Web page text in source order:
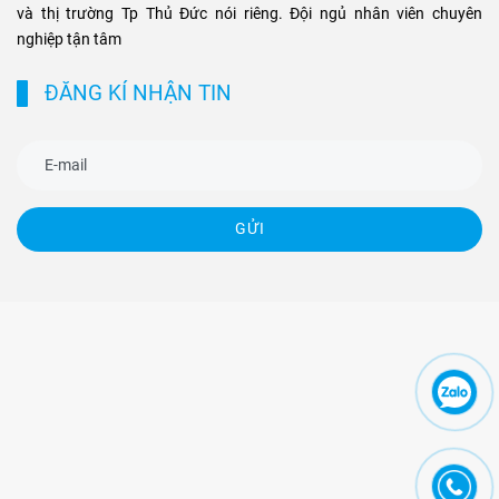
và thị trường Tp Thủ Đức nói riêng. Đội ngủ nhân viên chuyên
nghiệp tận tâm
ĐĂNG KÍ NHẬN TIN
GỬI